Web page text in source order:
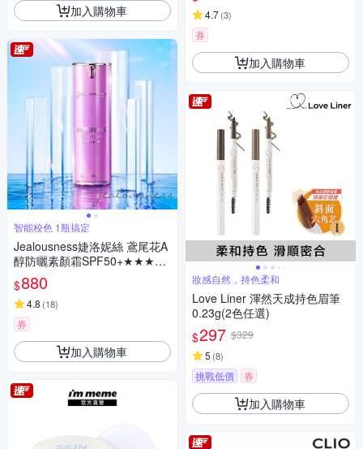
加入購物車
智能校色 1瓶搞定
Jealousness婕洛妮絲 鳶尾花A
醇防曬素顏霜SPF50+★★★30
ml
$880
4.8 (18)
券
加入購物車
4.7(3)
券
加入購物車
妝感自然，持色柔和
Love Liner 渾然天成持色眉筆
0.23g(2色任選)
$297 $329
5 (8)
挑戰低價 券
加入購物車